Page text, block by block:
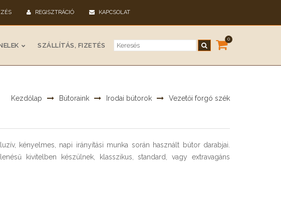
REGISZTRÁCIÓ KAPCSOLAT
SZÁLLÍTÁS, FIZETÉS
0
Kezdőlap Bútoraink Irodai bútorok Vezetői forgó szék
kényelmes, napi irányítási munka során használt bútor darabjai.
kivitelben készülnek, klasszikus, standard, vagy extravagáns